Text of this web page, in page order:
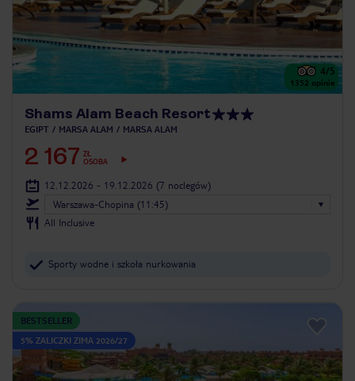
4/5
1352 opinie
Shams Alam Beach Resort
EGIPT MARSA ALAM MARSA ALAM
2 167 ZŁ
OSOBA
12.12.2026 - 19.12.2026 (7 noclegów)
Warszawa-Chopina (11:45)
All Inclusive
Sporty wodne i szkoła nurkowania
BESTSELLER
5% ZALICZKI ZIMA 2026/27